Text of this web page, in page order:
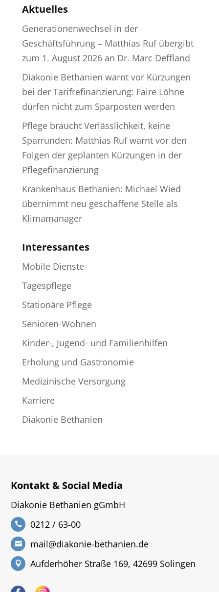
Aktuelles
Generationenwechsel in der
Geschäftsführung – Matthias Ruf übergibt
zum 1. August 2026 an Dr. Marc Deffland
Diakonie Bethanien warnt vor Kürzungen
bei der Tarifrefinanzierung: Faire Löhne
dürfen nicht zum Sparposten werden
Pflege braucht Verlässlichkeit, keine
Sparrunden: Matthias Ruf warnt vor den
Folgen der geplanten Kürzungen in der
Pflegefinanzierung
Krankenhaus Bethanien: Michael Wied
übernimmt neu geschaffene Stelle als
Klimamanager
Interessantes
Mobile Dienste
Tagespflege
Stationäre Pflege
Senioren-Wohnen
Kinder-, Jugend- und Familienhilfen
Erholung und Gastronomie
Medizinische Versorgung
Karriere
Diakonie Bethanien
Kontakt & Social Media
Diakonie Bethanien gGmbH
0212 / 63-00
mail@diakonie-bethanien.de
Aufderhöher Straße 169, 42699 Solingen